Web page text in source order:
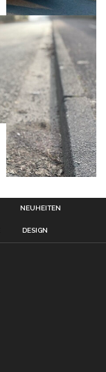
NEUHEITEN
DESIGN